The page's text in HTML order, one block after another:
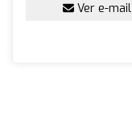
Ver e-mail